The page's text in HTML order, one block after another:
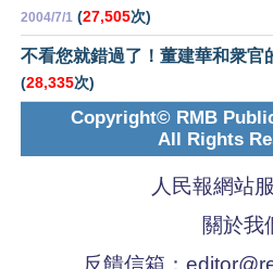
2004/7/1 (27,505次)
不看您就錯過了！董建華和衆官
(28,335次)
Copyright© RMB
All Rights
人民報網站
關於我
反饋信箱：